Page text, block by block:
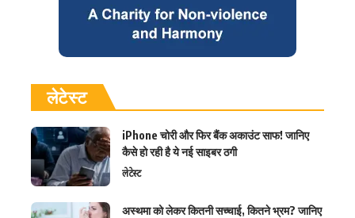
लेटेस्ट
iPhone चोरी और फिर बैंक अकाउंट साफ! जानिए
कैसे हो रही है ये नई साइबर ठगी
लेटेस्ट
अस्थमा को लेकर कितनी सच्चाई, कितने भ्रम? जानिए